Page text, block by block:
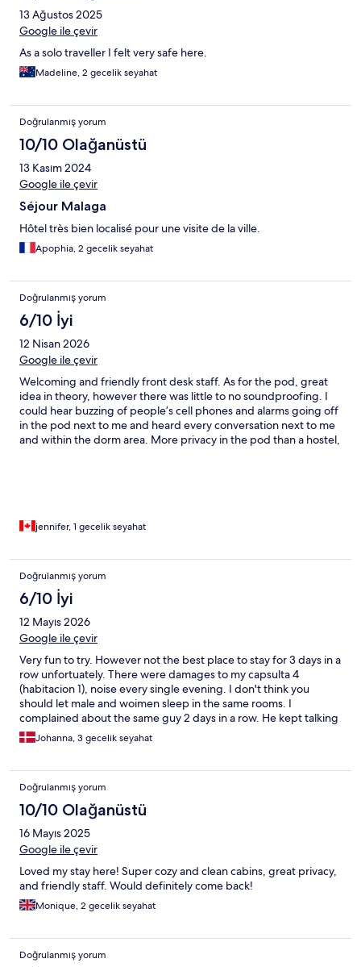
13 Ağustos 2025
Google ile çevir
As a solo traveller I felt very safe here.
Madeline, 2 gecelik seyahat
Doğrulanmış yorum
10/10 Olağanüstü
13 Kasım 2024
Google ile çevir
Séjour Malaga
Hôtel très bien localisé pour une visite de la ville.
Apophia, 2 gecelik seyahat
Doğrulanmış yorum
6/10 İyi
12 Nisan 2026
Google ile çevir
Welcoming and friendly front desk staff. As for the pod, great
idea in theory, however there was little to no soundproofing. I
could hear buzzing of people’s cell phones and alarms going off
in the pod next to me and heard every conversation next to me
and within the dorm area. More privacy in the pod than a hostel,
jennifer, 1 gecelik seyahat
Doğrulanmış yorum
6/10 İyi
12 Mayıs 2026
Google ile çevir
Very fun to try. However not the best place to stay for 3 days in a
row unfortuately. There were damages to my capsulta 4
(habitacion 1), noise every single evening. I don't think you
should let male and woimen sleep in the same rooms. I
complained about the same guy 2 days in a row. He kept talking
on his phone until 2 in the morning. Not fair for the rest of us.
The female receptionist were so friendly and kind and all in all
nights refunded. I would like to come back and give it a chance
again
Johanna, 3 gecelik seyahat
Doğrulanmış yorum
10/10 Olağanüstü
16 Mayıs 2025
Google ile çevir
Loved my stay here! Super cozy and clean cabins, great privacy,
and friendly staff. Would definitely come back!
Monique, 2 gecelik seyahat
Doğrulanmış yorum